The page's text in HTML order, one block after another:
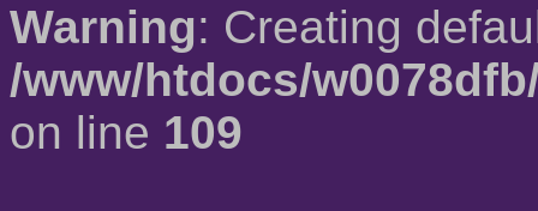
Warning: Creating
/www/htdocs/
on line 109